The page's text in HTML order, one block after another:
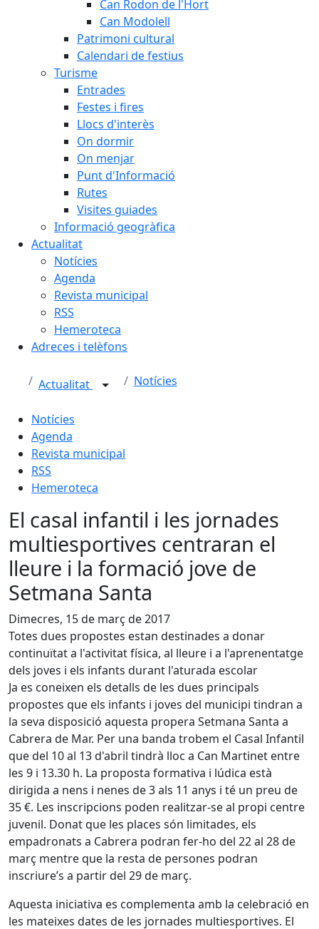
Can Rodon de l'Hort
Can Modolell
Patrimoni cultural
Calendari de festius
Turisme
Entrades
Festes i fires
Llocs d'interès
On dormir
On menjar
Punt d'Informació
Rutes
Visites guiades
Informació geogràfica
Actualitat
Notícies
Agenda
Revista municipal
RSS
Hemeroteca
Adreces i telèfons
Actualitat Notícies
Notícies
Agenda
Revista municipal
RSS
Hemeroteca
El casal infantil i les jornades
multiesportives centraran el
lleure i la formació jove de
Setmana Santa
Dimecres, 15 de març de 2017
Totes dues propostes estan destinades a donar
continuïtat a l'activitat física, al lleure i a l'aprenentatge
dels joves i els infants durant l'aturada escolar
Ja es coneixen els detalls de les dues principals
propostes que els infants i joves del municipi tindran a
la seva disposició aquesta propera Setmana Santa a
Cabrera de Mar. Per una banda trobem el Casal Infantil
que del 10 al 13 d'abril tindrà lloc a Can Martinet entre
les 9 i 13.30 h. La proposta formativa i lúdica està
dirigida a nens i nenes de 3 als 11 anys i té un preu de
35 €. Les inscripcions poden realitzar-se al propi centre
juvenil. Donat que les places són limitades, els
empadronats a Cabrera podran fer-ho del 22 al 28 de
març mentre que la resta de persones podran
inscriure’s a partir del 29 de març.
Aquesta iniciativa es complementa amb la celebració en
les mateixes dates de les jornades multiesportives. El